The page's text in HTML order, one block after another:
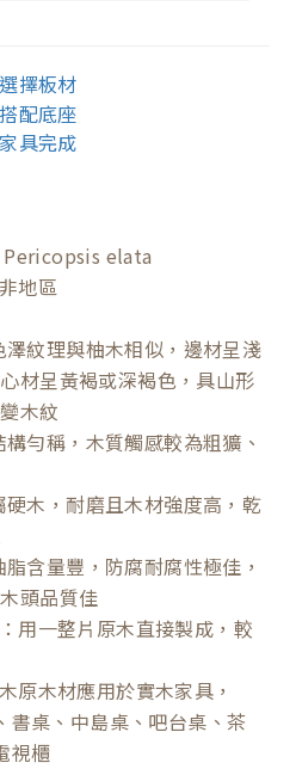
Pericopsis elata
地區
澤紋理與柚木相似，邊材呈淺
材呈黃褐或深褐色，具山形
木紋
勻稱，木質觸感較為粗獷、
硬木，耐磨且木材強度高，乾
含量豐，防腐耐腐性極佳，
頭品質佳
用一整片原木直接製成，較
原木材應用於實木家具，
書桌、中島桌、吧台桌、茶
視櫃